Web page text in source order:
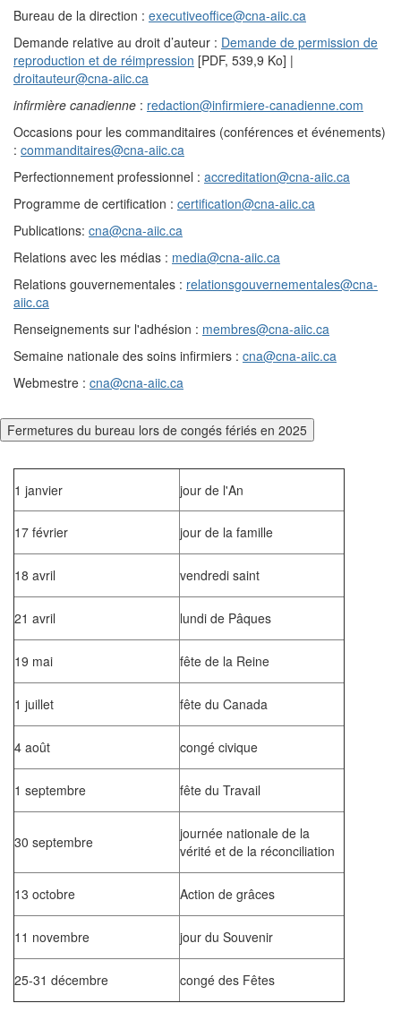
Bureau de la direction : executiveoffice@cna-aiic.ca
Demande relative au droit d’auteur : Demande de permission de
reproduction et de réimpression [PDF, 539,9 Ko] |
droitauteur@cna-aiic.ca
infirmière canadienne : redaction@infirmiere-canadienne.com
Occasions pour les commanditaires (conférences et événements)
: commanditaires@cna-aiic.ca
Perfectionnement professionnel : accreditation@cna-aiic.ca
Programme de certification : certification@cna-aiic.ca
Publications: cna@cna-aiic.ca
Relations avec les médias : media@cna-aiic.ca
Relations gouvernementales : relationsgouvernementales@cna-
aiic.ca
Renseignements sur l'adhésion : membres@cna-aiic.ca
Semaine nationale des soins infirmiers : cna@cna-aiic.ca
Webmestre : cna@cna-aiic.ca
Fermetures du bureau lors de congés fériés en 2025
1 janvier jour de l'An
17 février jour de la famille
18 avril vendredi saint
21 avril lundi de Pâques
19 mai fête de la Reine
1 juillet fête du Canada
4 août congé civique
1 septembre fête du Travail
30 septembre
journée nationale de la
vérité et de la réconciliation
13 octobre Action de grâces
11 novembre jour du Souvenir
25-31 décembre congé des Fêtes